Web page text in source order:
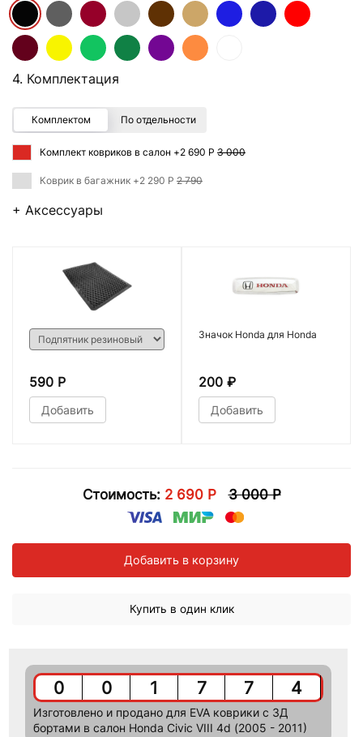
4. Комплектация
Комплектом По отдельности
Комплект ковриков в салон +2 690 Р 3 000
Коврик в багажник +2 290 Р 2 790
+ Аксессуары
590 Р
Добавить
Значок Honda для Honda
200 ₽
Добавить
Стоимость: 2 690 Р 3 000 Р
Добавить в корзину
Купить в один клик
0 0 1 7 7 4
Изготовлено и продано для EVA коврики c 3Д
бортами в салон Honda Civic VIII 4d (2005 - 2011)